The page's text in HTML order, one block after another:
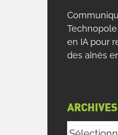
en IA pour
des aînés
ARCHIVES
Archives